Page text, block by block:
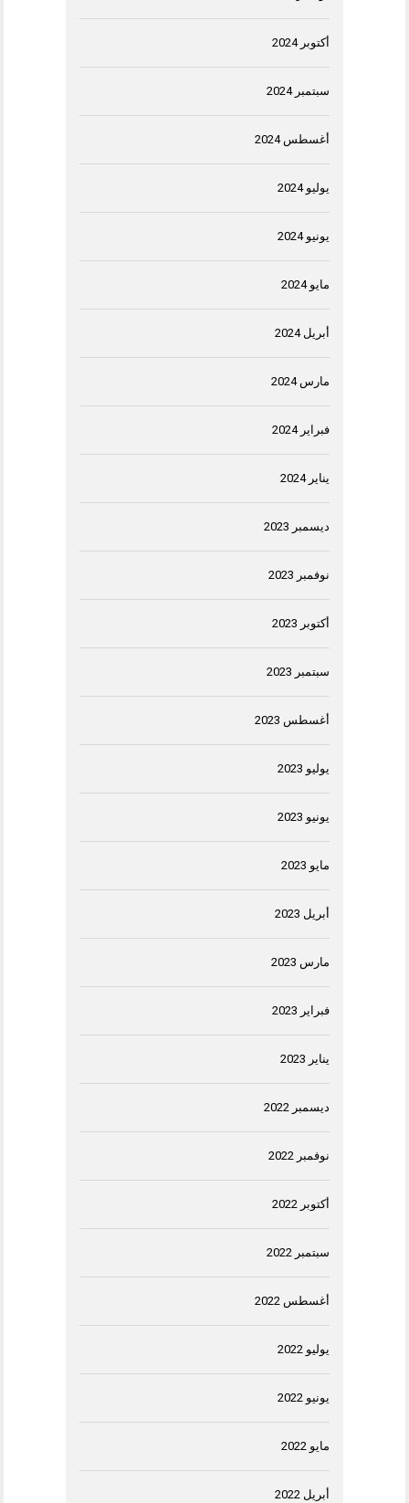
أكتوبر 2024
سبتمبر 2024
أغسطس 2024
يوليو 2024
يونيو 2024
مايو 2024
أبريل 2024
مارس 2024
فبراير 2024
يناير 2024
ديسمبر 2023
نوفمبر 2023
أكتوبر 2023
سبتمبر 2023
أغسطس 2023
يوليو 2023
يونيو 2023
مايو 2023
أبريل 2023
مارس 2023
فبراير 2023
يناير 2023
ديسمبر 2022
نوفمبر 2022
أكتوبر 2022
سبتمبر 2022
أغسطس 2022
يوليو 2022
يونيو 2022
مايو 2022
أبريل 2022